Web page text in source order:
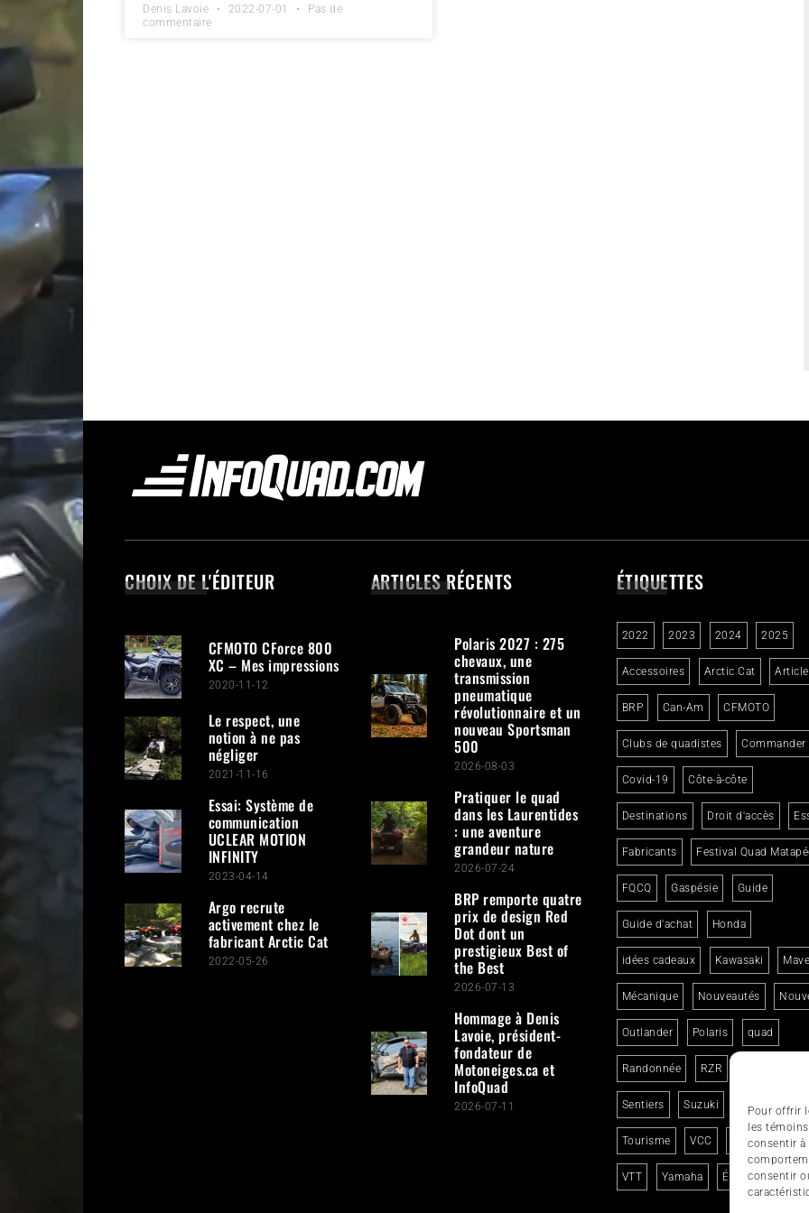
Pour offrir
les
consentir à
consentir
Denis Lavoie 2022-07-01
Pas de
commentaire
CHOIX DE L'ÉDITEUR
CFMOTO CForce 800
XC – Mes impressions
2020-11-12
Le respect, une
notion à ne pas
négliger
2021-11-16
Essai: Système de
communication
UCLEAR MOTION
INFINITY
2023-04-14
Argo recrute
activement chez le
fabricant Arctic Cat
2022-05-26
ARTICLES RÉCENTS
Polaris 2027 : 275
chevaux, une
transmission
pneumatique
révolutionnaire et un
nouveau Sportsman
500
2026-08-03
Pratiquer le quad
dans les Laurentides
: une aventure
grandeur nature
2026-07-24
BRP remporte quatre
prix de design Red
Dot dont un
prestigieux Best of
the Best
2026-07-13
Hommage à Denis
Lavoie, président-
fondateur de
Motoneiges.ca et
InfoQuad
2026-07-11
ÉTIQUETTES
2022 2023 2024 2025
Accessoires Arctic Cat
BRP Can-Am CFMOTO
Clubs de quadistes Commander
Covid-19 Côte-à-côte
Destinations Droit d'accès
Fabricants Festival Quad
FQCQ Gaspésie Guide
Guide d'achat Honda
idées cadeaux Kawasaki
Mécanique Nouveautés
Outlander Polaris quad
Randonnée RZR
Sentiers Suzuki Sécurité
Tourisme VCC Voyage en
VTT Yamaha Événements